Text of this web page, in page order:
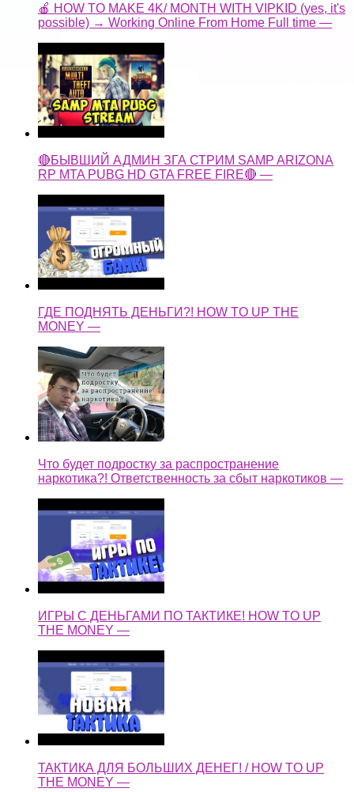
🍎 HOW TO MAKE 4K/ MONTH WITH VIPKID (yes, it's
possible) → Working Online From Home Full time —
🔴БЫВШИЙ АДМИН ЗГА СТРИМ SAMP ARIZONA
RP MTA PUBG HD GTA FREE FIRE🔴 —
ГДЕ ПОДНЯТЬ ДЕНЬГИ?! HOW TO UP THE
MONEY —
Что будет подростку за распространение
наркотика?! Ответственность за сбыт наркотиков —
ИГРЫ С ДЕНЬГАМИ ПО ТАКТИКЕ! HOW TO UP
THE MONEY —
ТАКТИКА ДЛЯ БОЛЬШИХ ДЕНЕГ! / HOW TO UP
THE MONEY —